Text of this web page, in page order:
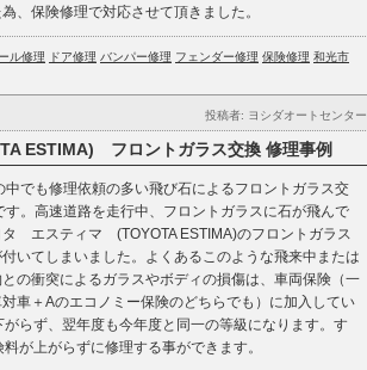
、保険修理で対応させて頂きました。
ル修理 ドア修理 バンパー修理 フェンダー修理 保険修理 和光市
投稿者: ヨシダオートセンター
ESTIMA) フロントガラス交換 修理事例
中でも修理依頼の多い飛び石によるフロントガラス交
す。高速道路を走行中、フロントガラスに石が飛んで
タ エスティマ (TOYOTA ESTIMA)のフロントガラス
いてしまいました。よくあるこのような飛来中または
の衝突によるガラスやボディの損傷は、車両保険（一
車＋Aのエコノミー保険のどちらでも）に加入してい
らず、翌年度も今年度と同一の等級になります。す
が上がらずに修理する事ができます。